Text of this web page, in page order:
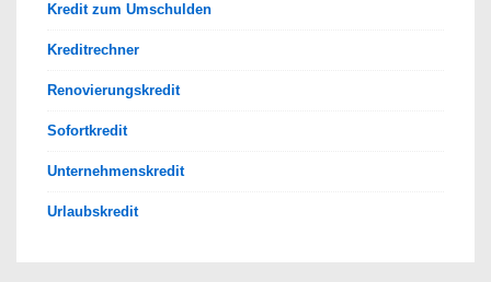
Kredit zum Umschulden
Kreditrechner
Renovierungskredit
Sofortkredit
Unternehmenskredit
Urlaubskredit